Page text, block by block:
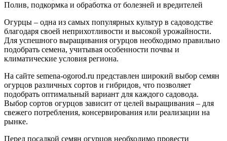
Полив, подкормка и обработка от болезней и вредителей
Огурцы – одна из самых популярных культур в садоводстве
благодаря своей неприхотливости и высокой урожайности.
Для успешного выращивания огурцов необходимо правильно
подобрать семена, учитывая особенности почвы и
климатические условия региона.
На сайте semena-ogorod.ru представлен широкий выбор семян
огурцов различных сортов и гибридов, что позволяет
подобрать оптимальный вариант для каждого садовода.
Выбор сортов огурцов зависит от целей выращивания – для
свежего потребления, консервирования или реализации на
рынке.
Перед посадкой семян огурцов необходимо провести